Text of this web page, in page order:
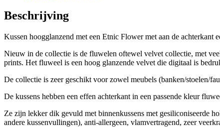
Beschrijving
Kussen hoogglanzend met een Etnic Flower met aan de achterkant
Nieuw in de collectie is de fluwelen oftewel velvet collectie, met
prints. Het fluweel is een hoog glanzende velvet die digitaal is
De collectie is zeer geschikt voor zowel meubels (banken/stoelen/
De kussens hebben een effen achterkant in een passende kleur
Ze zijn lekker dik gevuld met binnenkussens met gesiliconiseerde
andere kussenvullingen), anti-allergeen, vlamvertragend, zeer